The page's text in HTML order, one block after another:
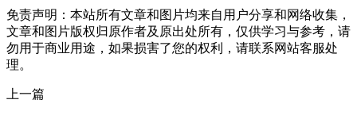
免责声明：本站所有文章和图片均来自用户分享和网络收集，
文章和图片版权归原作者及原出处所有，仅供学习与参考，请
勿用于商业用途，如果损害了您的权利，请联系网站客服处
理。
上一篇